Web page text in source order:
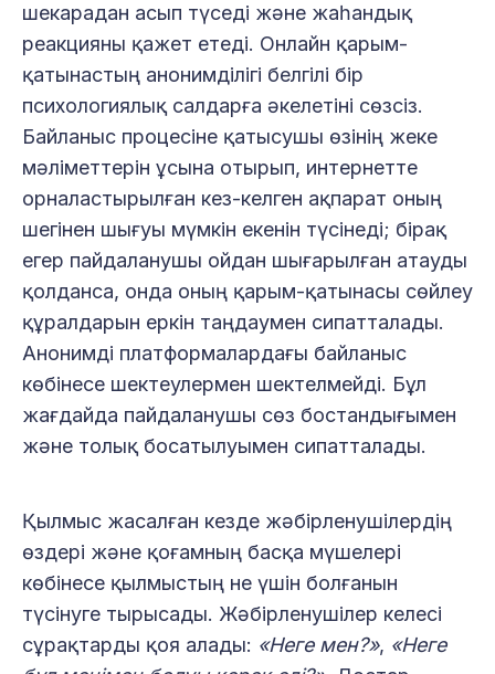
шекарадан асып түседі және жаһандық
реакцияны қажет етеді. Онлайн қарым-
қатынастың анонимділігі белгілі бір
психологиялық салдарға әкелетіні сөзсіз.
Байланыс процесіне қатысушы өзінің жеке
мәліметтерін ұсына отырып, интернетте
орналастырылған кез-келген ақпарат оның
шегінен шығуы мүмкін екенін түсінеді; бірақ
егер пайдаланушы ойдан шығарылған атауды
қолданса, онда оның қарым-қатынасы сөйлеу
құралдарын еркін таңдаумен сипатталады.
Анонимді платформалардағы байланыс
көбінесе шектеулермен шектелмейді. Бұл
жағдайда пайдаланушы сөз бостандығымен
және толық босатылуымен сипатталады.
Қылмыс жасалған кезде жәбірленушілердің
өздері және қоғамның басқа мүшелері
көбінесе қылмыстың не үшін болғанын
түсінуге тырысады. Жәбірленушілер келесі
сұрақтарды қоя алады: «Неге мен?», «Неге